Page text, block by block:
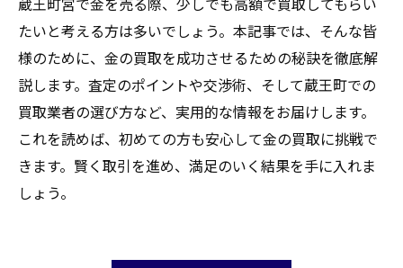
たいと考える方は多いでしょう。本記事では、そんな皆
様のために、金の買取を成功させるための秘訣を徹底解
説します。査定のポイントや交渉術、そして蔵王町での
買取業者の選び方など、実用的な情報をお届けします。
これを読めば、初めての方も安心して金の買取に挑戦で
きます。賢く取引を進め、満足のいく結果を手に入れま
しょう。